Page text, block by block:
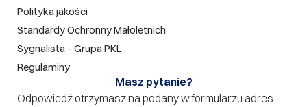
Polityka jakości
Standardy Ochronny Małoletnich
Sygnalista – Grupa PKL
Regulaminy
Masz pytanie?
Odpowiedź otrzymasz na podany w formularzu adres